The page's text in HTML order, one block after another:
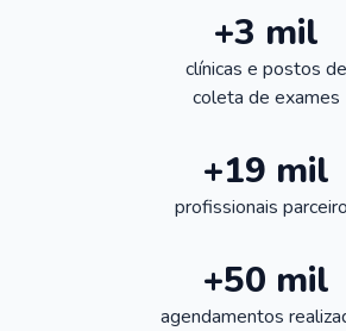
+3 mil
clínicas e postos de
coleta de exames
+19 mil
profissionais
+50 mil
agendamentos